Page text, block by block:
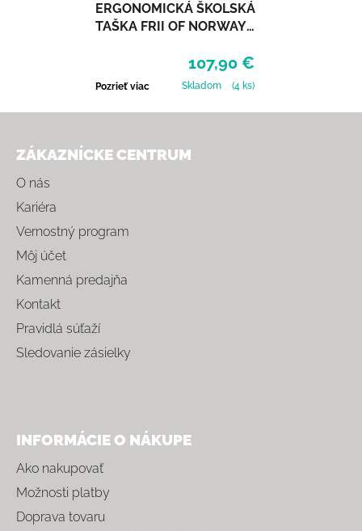
ERGONOMICKÁ ŠKOLSKÁ
TAŠKA FRII OF NORWAY
107,90 €
Pozrieť viac Skladom (4 ks)
ZÁKAZNÍCKE CENTRUM
O nás
Kariéra
Vernostný program
Môj účet
Kamenná predajňa
Kontakt
Pravidlá súťaží
Sledovanie zásielky
INFORMÁCIE O NÁKUPE
Ako nakupovať
Možnosti platby
Doprava tovaru